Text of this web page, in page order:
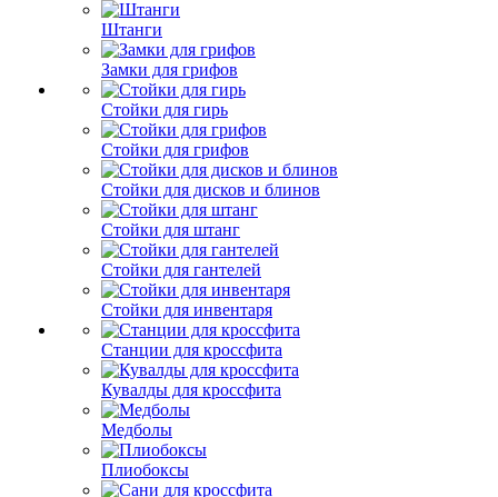
Штанги
Замки для грифов
Стойки для гирь
Стойки для грифов
Стойки для дисков и блинов
Стойки для штанг
Стойки для гантелей
Стойки для инвентаря
Станции для кроссфита
Кувалды для кроссфита
Медболы
Плиобоксы